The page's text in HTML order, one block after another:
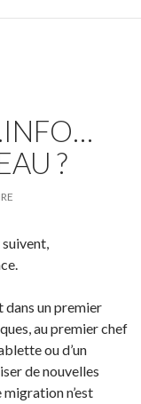
?
dans un premier
au premier chef
ou d’un
de nouvelles
n’est